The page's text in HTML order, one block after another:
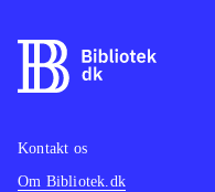
sammen med
for Gameboy-spil.
Kontakt os
Om Bibliotek.dk